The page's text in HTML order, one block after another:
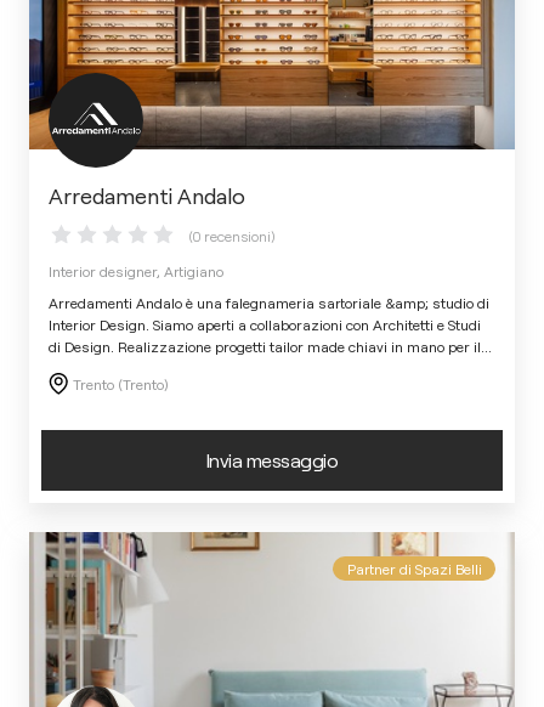
Arredamenti Andalo
(0 recensioni)
Interior designer, Artigiano
Arredamenti Andalo è una falegnameria sartoriale &amp; studio di
Interior Design. Siamo aperti a collaborazioni con Architetti e Studi
di Design. Realizzazione progetti tailor made chiavi in mano per il
Trento (Trento)
Invia messaggio
Partner di Spazi Belli